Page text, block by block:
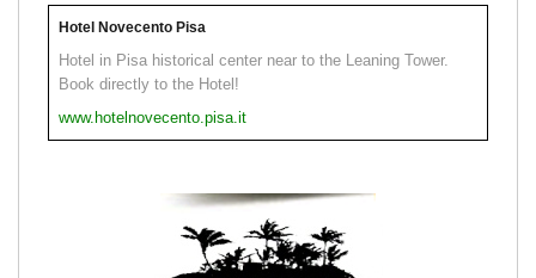
Hotel Novecento Pisa
Hotel in Pisa historical center near to the Leaning Tower.
Book directly to the Hotel!
www.hotelnovecento.pisa.it